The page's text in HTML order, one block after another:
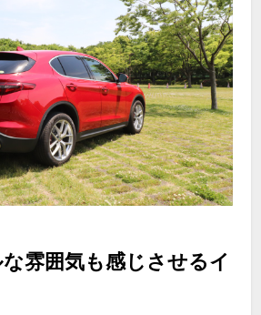
雰囲気も感じさせるイ